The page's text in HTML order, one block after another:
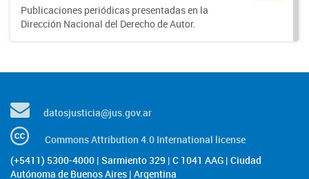
Publicaciones periódicas presentadas en la
Dirección Nacional del Derecho de Autor.
datosjusticia@jus.gov.ar
Commons Attribution 4.0 International license
(+5411) 5300-4000 | Sarmiento 329 | C 1041 AAG | Ciudad
Autónoma de Buenos Aires | Argentina